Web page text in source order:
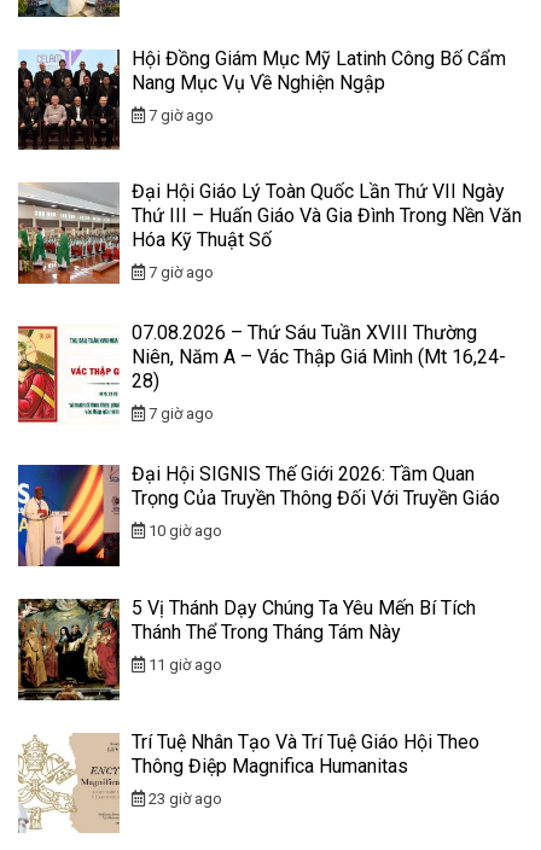
Hội Đồng Giám Mục Mỹ Latinh Công Bố Cẩm
Nang Mục Vụ Về Nghiện Ngập
7 giờ ago
Đại Hội Giáo Lý Toàn Quốc Lần Thứ VII Ngày
Thứ III – Huấn Giáo Và Gia Đình Trong Nền Văn
Hóa Kỹ Thuật Số
7 giờ ago
07.08.2026 – Thứ Sáu Tuần XVIII Thường
Niên, Năm A – Vác Thập Giá Mình (Mt 16,24-
28)
7 giờ ago
Đại Hội SIGNIS Thế Giới 2026: Tầm Quan
Trọng Của Truyền Thông Đối Với Truyền Giáo
10 giờ ago
5 Vị Thánh Dạy Chúng Ta Yêu Mến Bí Tích
Thánh Thể Trong Tháng Tám Này
11 giờ ago
Trí Tuệ Nhân Tạo Và Trí Tuệ Giáo Hội Theo
Thông Điệp Magnifica Humanitas
23 giờ ago